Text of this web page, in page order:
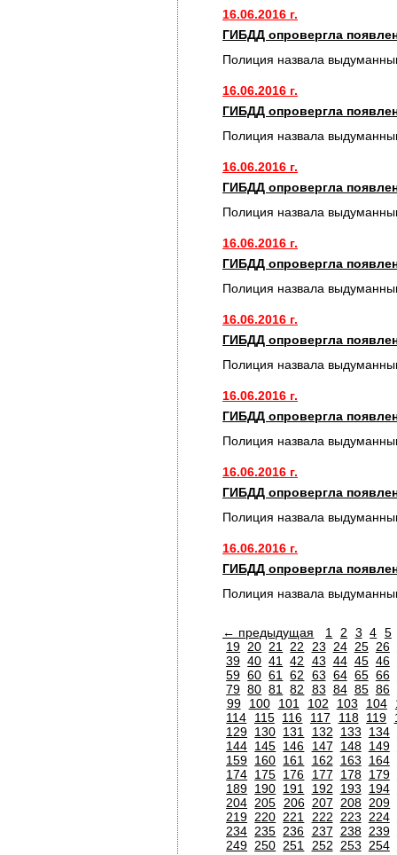
16.06.2016 г.
ГИБДД опровергла
Полиция назвала
16.06.2016 г.
ГИБДД опровергла
Полиция назвала
16.06.2016 г.
ГИБДД опровергла
Полиция назвала
16.06.2016 г.
ГИБДД опровергла
Полиция назвала
16.06.2016 г.
ГИБДД опровергла
Полиция назвала
16.06.2016 г.
ГИБДД опровергла
Полиция назвала
16.06.2016 г.
ГИБДД опровергла
Полиция назвала
16.06.2016 г.
ГИБДД опровергла
Полиция назвала
← предыдущая 1 2 3 4 5
19 20 21 22 23 24 25 26
39 40 41 42 43 44 45 46
59 60 61 62 63 64 65 66
79 80 81 82 83 84 85 86
99
100 101 102 103 104
114
115 116 117 118 119
129 130 131 132 133 134
144 145 146 147 148 149
159 160 161 162 163 164
174 175 176 177 178 179
189 190 191 192 193 194
204 205 206 207 208 209
219 220 221 222 223 224
234 235 236 237 238 239
249 250 251 252 253 254